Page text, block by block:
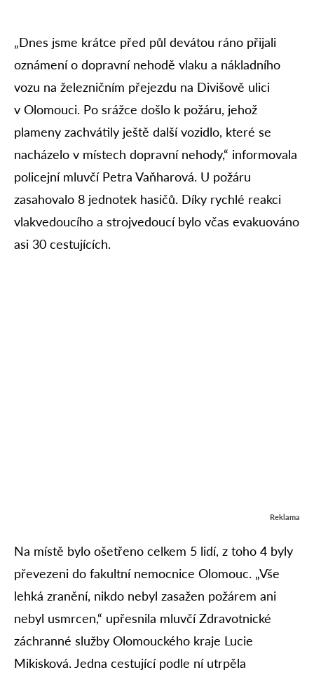
„Dnes jsme krátce před půl devátou ráno přijali
oznámení o dopravní nehodě vlaku a nákladního
vozu na železničním přejezdu na Divišově ulici
v Olomouci. Po srážce došlo k požáru, jehož
plameny zachvátily ještě další vozidlo, které se
nacházelo v místech dopravní nehody,“ informovala
policejní mluvčí Petra Vaňharová. U požáru
zasahovalo 8 jednotek hasičů. Díky rychlé reakci
vlakvedoucího a strojvedoucí bylo včas evakuováno
asi 30 cestujících.
Reklama
Na místě bylo ošetřeno celkem 5 lidí, z toho 4 byly
převezeni do fakultní nemocnice Olomouc. „Vše
lehká zranění, nikdo nebyl zasažen požárem ani
nebyl usmrcen,“ upřesnila mluvčí Zdravotnické
záchranné služby Olomouckého kraje Lucie
Mikisková. Jedna cestující podle ní utrpěla